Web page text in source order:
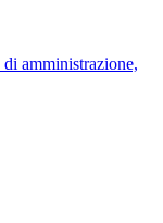
amministrazione,